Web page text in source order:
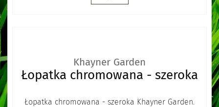
Khayner Garden
Łopatka chromowana - szeroka
Łopatka chromowana - szeroka Khayner Garden.